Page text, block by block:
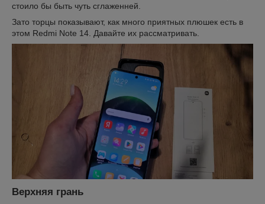
стоило бы быть чуть сглаженней.
Зато торцы показывают, как много приятных плюшек есть в
этом Redmi Note 14. Давайте их рассматривать.
Верхняя грань